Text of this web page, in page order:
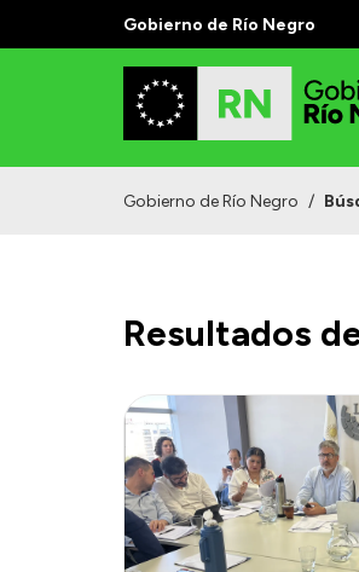
Gobierno de Río Negro
Gobierno de Río Negro /
Resultados